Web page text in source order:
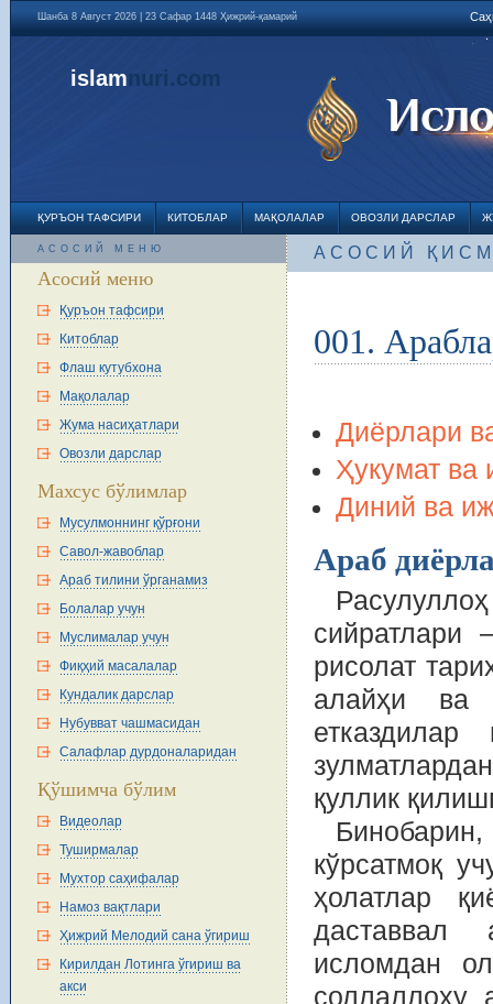
Шанба 8 Август 2026 | 23 Сафар 1448 Ҳижрий-қамарий
islamnuri.com
ҚУРЪОН ТАФСИРИ КИТОБЛАР МАҚОЛАЛАР ОВОЗЛИ ДАРСЛАР
АСОСИЙ МЕНЮ
Асосий меню
Қуръон тафсири
Китоблар
Флаш кутубхона
Мақолалар
Жума насиҳатлари
Овозли дарслар
Махсус бўлимлар
Мусулмоннинг қўрғони
Савол-жавоблар
Араб тилини ўрганамиз
Болалар учун
Муслималар учун
Фиқҳий масалалар
Кундалик дарслар
Нубувват чашмасидан
Салафлар дурдоналаридан
Қўшимча бўлим
Видеолар
Туширмалар
Мухтор саҳифалар
Намоз вақтлари
Ҳижрий Мелодий сана ўгириш
Кирилдан Лотинга ўгириш ва
акси
АСОСИЙ
001.
Диёрлари
Ҳукумат ва
Диний ва
Араб
сийратлари
рисолат
алайҳи ва
қуллик
Бинобарин,
кўрсатмоқ
ҳолатлар
даставвал
исломдан
соллаллоҳу